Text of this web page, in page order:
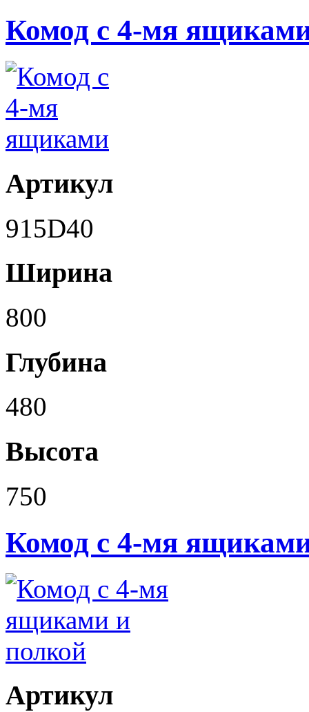
Комод с 4-мя
Артикул
915D40
Ширина
800
Глубина
480
Высота
750
Комод с 4-мя
Артикул